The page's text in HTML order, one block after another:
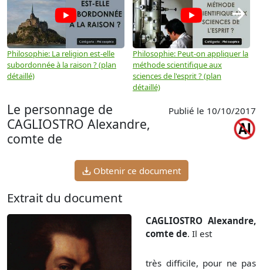
Philosophie: La religion est-elle
subordonnée à la raison ? (plan
détaillé)
Philosophie: Peut-on appliquer la
méthode scientifique aux
sciences de l'esprit ? (plan
détaillé)
→
Le personnage de
CAGLIOSTRO Alexandre,
comte de
Publié le 10/10/2017
Obtenir ce document
Extrait du document
CAGLIOSTRO Alexandre,
comte de. Il est
très difficile, pour ne pas